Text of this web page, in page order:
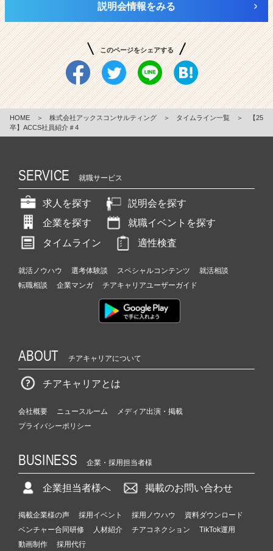
説明会情報をみる
このページをシェアする
HOME ＞ 株式会社アックスコンサルティング ＞ タイムライン一覧 ＞
【25
卒】ACCS社員紹介＃4
SERVICE 就職サービス
求人を探す
説明会を探す
企業を探す
就職イベントを探す
タイムライン
適性検査
就活ノウハウ 選考体験談 スペシャルコンテンツ
就活相談
転職相談
企業マンガ チアキャリアユーザーガイド
ABOUT チアキャリアについて
チアキャリアとは
会社概要 ニュースルーム
メディア出演・掲載
プライバシーポリシー
BUSINESS 企業・採用担当者様
企業担当者様へ 掲載のお問い合わせ
掲載企業様の声 採用イベント 採用ノウハウ
資料ダウンロード
ベンチャー合同研修
人材紹介 チアコネクション
TikTok運用
動画制作
採用代行